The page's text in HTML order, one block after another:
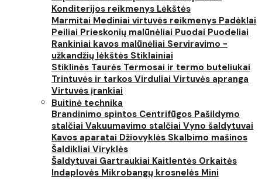
Konditerijos reikmenys Lėkštės
Marmitai Mediniai virtuvės reikmenys Padėklai
Peiliai Prieskonių malūnėliai Puodai Puodeliai
Rankiniai kavos malūnėliai Serviravimo -
užkandžių lėkštės Stiklainiai
Stiklinės Taurės Termosai ir termo buteliukai
Trintuvės ir tarkos Virduliai Virtuvės apranga
Virtuvės įrankiai
Buitinė technika
Brandinimo spintos Centrifūgos Pašildymo
stalčiai Vakuumavimo stalčiai Vyno šaldytuvai
Kavos aparatai Džiovyklės Skalbimo mašinos
Šaldikliai Viryklės
Šaldytuvai Gartraukiai Kaitlentės Orkaitės
Indaplovės Mikrobangų krosnelės Mini